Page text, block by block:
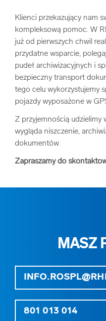
Klienci przekazujący nam
kompleksową pomoc. W
już od pierwszych chwil
przydatne wsparcie,
pudeł archiwizacyjnych i
bezpieczny transport
tego celu wykorzystujemy
pojazdy wyposażone w
Z przyjemnością udzielimy
wygląda niszczenie,
dokumentów.
Zapraszamy do
MASZ
801 013 014